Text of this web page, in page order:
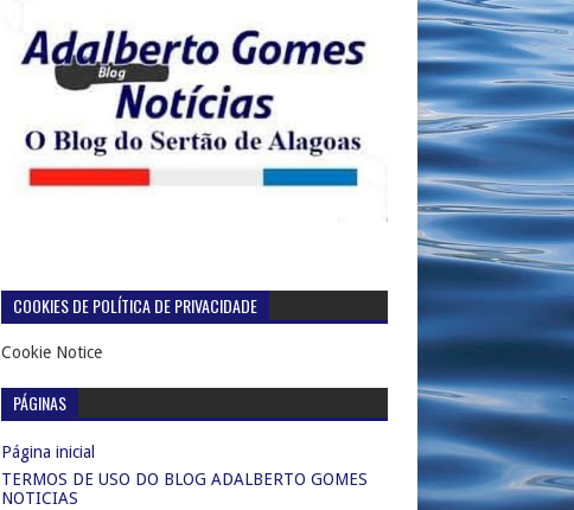
COOKIES DE POLÍTICA DE PRIVACIDADE
Cookie Notice
PÁGINAS
Página inicial
TERMOS DE USO DO BLOG ADALBERTO GOMES
NOTICIAS